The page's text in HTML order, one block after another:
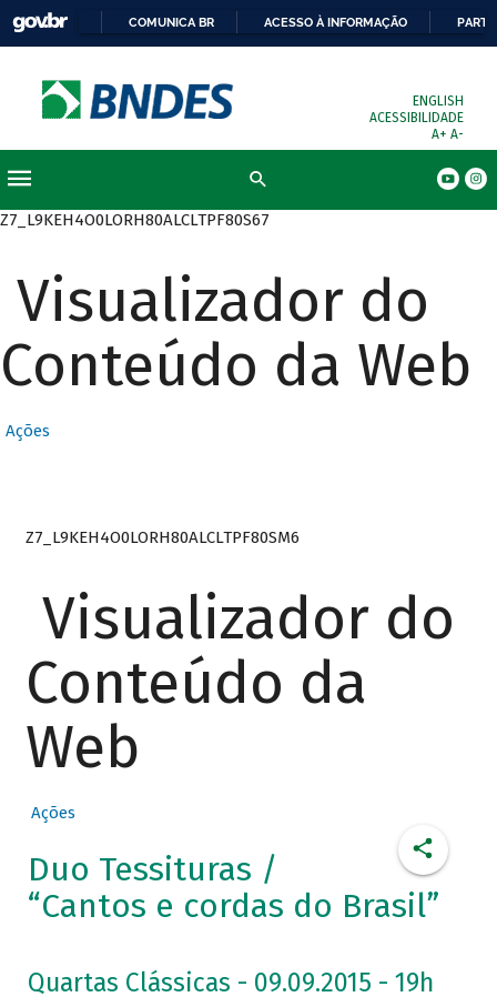
COMUNICA BR ACESSO À INFORMAÇÃO
ENGLISH
ACESSIBILIDADE
A+ A-
Z7_L9KEH4O0LORH80ALCLTPF80S67
Visualizador do
Conteúdo da Web
Ações
Z7_L9KEH4O0LORH80ALCLTPF80SM6
Visualizador do
Conteúdo da
Web
Ações
Duo Tessituras /
“Cantos e cordas do Brasil”
Quartas Clássicas - 09.09.2015 - 19h